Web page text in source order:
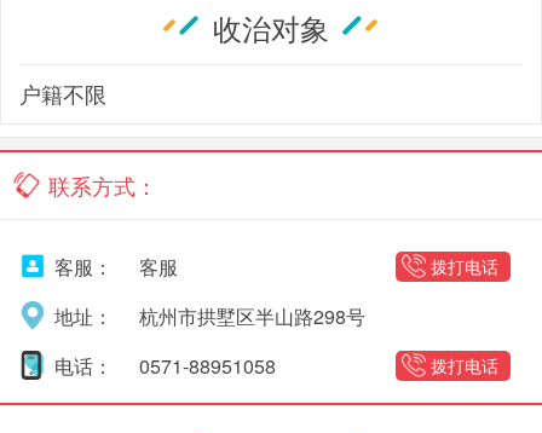
收治对象
户籍不限
联系方式：
客服： 拨打电话
客服
地址：
杭州市拱墅区半山路298号
电话：
拨打电话
0571-88951058